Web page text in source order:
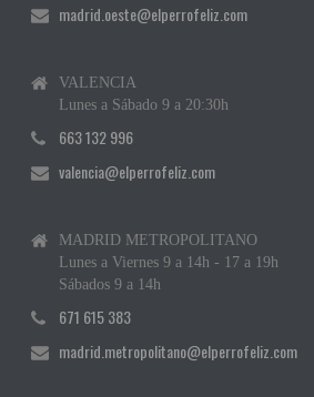
madrid.oeste@elperrofeliz.com
VALENCIA
Lunes a Sábado 9 a 20:30h
663 132 996
valencia@elperrofeliz.com
MADRID METROPOLITANO
Lunes a Viernes 9 a 14h - 17 a 19h
Sábados 9 a 14h
671 615 383
madrid.metropolitano@elperrofeliz.com